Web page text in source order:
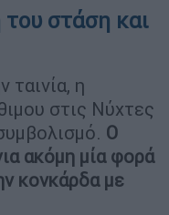
του στάση και
ταινία, η
στις Νύχτες
Ο
ακόμη μία φορά
κονκάρδα με